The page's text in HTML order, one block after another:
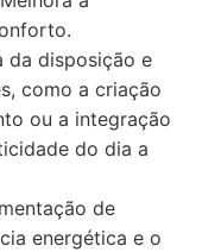
da disposição e
como a criação
ou a integração
do dia a
de
energética e o